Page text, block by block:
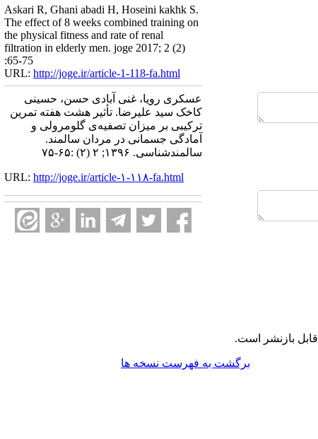
Askari R, Ghani abadi H, Hoseini kakhk S.
The effect of 8 weeks combined training on
the physical fitness and rate of renal
filtration in elderly men. joge 2017; 2 (2)
:65-75
URL: http://joge.ir/article-1-118-fa.html
عسکری رویا، غنی آبادی حسن، حسینی
کاخک سید علیرضا. تأثیر هشت هفته تمرین
ترکیبی بر میزان تصفیه‌ی گلومرولی و
آمادگی جسمانی در مردان سالمند.
سالمندشناسی. ۱۳۹۶; ۲ (۲) :۶۵-۷۵
URL: http://joge.ir/article-۱-۱۱۸-fa.html
قابل بازنشر است.
برگشت به فهرست نسخه ها